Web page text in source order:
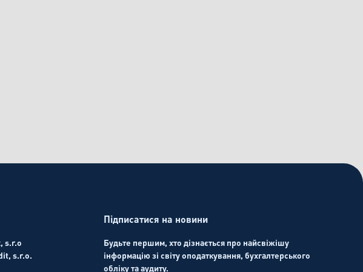
правила відрахування ПДВ для
автомобілів з 2026 року: Чи
s.r.o
s.r.o.
Підписатися на новини
Будьте першим, хто дізнається про найсвіжішу
інформацію зі світу оподаткування, бухгалтерського
обліку та аудиту.